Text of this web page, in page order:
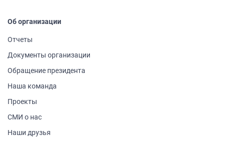
Об организации
Отчеты
Документы организации
Обращение президента
Наша команда
Проекты
СМИ о нас
Наши друзья